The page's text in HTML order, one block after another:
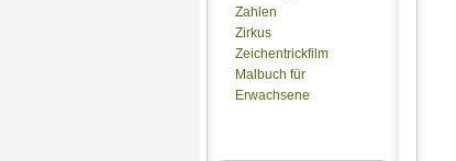
Zahlen
Zirkus
Zeichentrickfilm
Malbuch für
Erwachsene